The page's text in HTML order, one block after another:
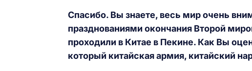
Спасибо. Вы знаете, весь мир очень
празднованиями окончания Второй
проходили в Китае в Пекине. Как Вы
который китайская армия, китайский